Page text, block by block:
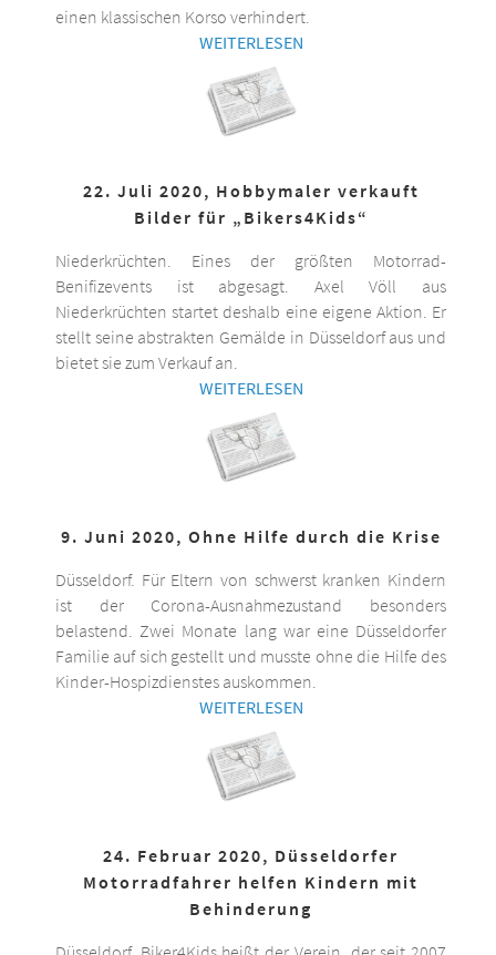
einen klassischen Korso verhindert.
WEITERLESEN
22. Juli 2020, Hobbymaler verkauft
Bilder für „Bikers4Kids“
Niederkrüchten. Eines der größten Motorrad-
Benifizevents ist abgesagt. Axel Völl aus
Niederkrüchten startet deshalb eine eigene Aktion. Er
stellt seine abstrakten Gemälde in Düsseldorf aus und
bietet sie zum Verkauf an.
WEITERLESEN
9. Juni 2020, Ohne Hilfe durch die Krise
Düsseldorf. Für Eltern von schwerst kranken Kindern
ist der Corona-Ausnahmezustand besonders
belastend. Zwei Monate lang war eine Düsseldorfer
Familie auf sich gestellt und musste ohne die Hilfe des
Kinder-Hospizdienstes auskommen.
WEITERLESEN
24. Februar 2020, Düsseldorfer
Motorradfahrer helfen Kindern mit
Behinderung